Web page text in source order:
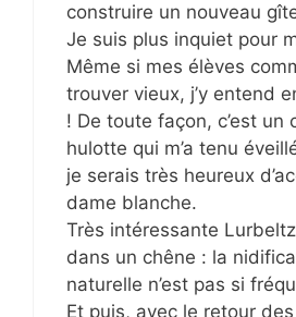
construire un nouveau
Je suis plus inquiet pour
Même si mes élèves
trouver vieux, j’y entend
! De toute façon, c’est un
hulotte qui m’a tenu
je serais très heureux
dame blanche.
Très intéressante
dans un chêne : la
naturelle n’est pas si
Et puis, avec le retour